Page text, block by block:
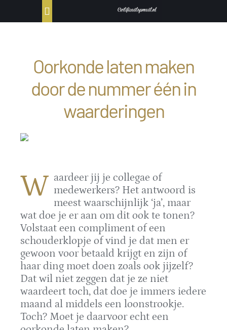
naar
Toggle
Producten
Portfolio
Oorkonde laten maken
door de nummer één in
waarderingen
W aardeer jij je collegae of
medewerkers? Het antwoord is
meest waarschijnlijk ‘ja’, maar
wat doe je er aan om dit ook te tonen?
Volstaat een compliment of een
schouderklopje of vind je dat men er
gewoon voor betaald krijgt en zijn of
haar ding moet doen zoals ook jijzelf?
Dat wil niet zeggen dat je ze niet
waardeert toch, dat doe je immers iedere
maand al middels een loonstrookje.
Toch? Moet je daarvoor echt een